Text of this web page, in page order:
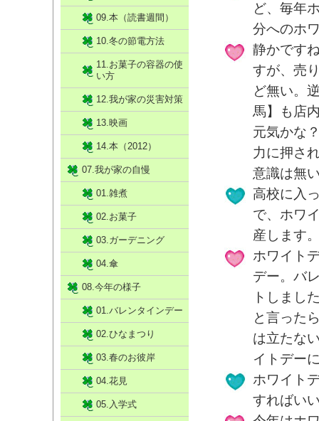
ど、毎年
分へのホ
静かです
すが、売
ど無い。
馬】も店
元気かな
力に押さ
意識は無
高校に入
で、ホワ
産します
ホワイト
デー。バ
トしまし
と言った
は立たな
イトデー
ホワイト
すればい
09.本（読書週間）
10.冬の節電方法
11.お菓子の容器の使
い方
12.我が家の災害対策
13.映画
14.本（2012）
07.我が家の自慢
01.雑煮
02.お菓子
03.ガーデニング
04.傘
08.今年の様子
01.バレンタインデー
02.ひなまつり
03.春のお彼岸
04.花見
05.入学式